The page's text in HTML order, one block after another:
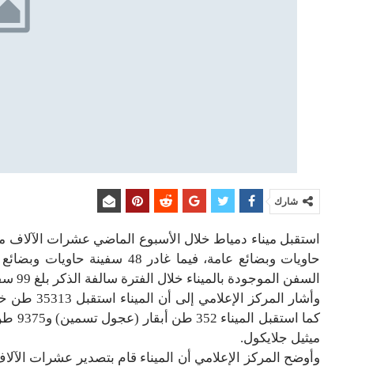
شارك
حاويات وبضائع عامة، فيما
السفن الموجودة بالميناء خلال الفترة سالفة الذكر بلغ 99 سفينة.
ميثيل جلايكول.